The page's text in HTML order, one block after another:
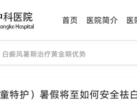
首页 医院简介 医
白癜风暑期治疗黄金期优势
童特护）暑假将至如何安全